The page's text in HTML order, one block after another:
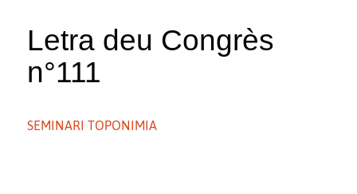
Letra deu Congrès
n°111
SEMINARI TOPONIMIA